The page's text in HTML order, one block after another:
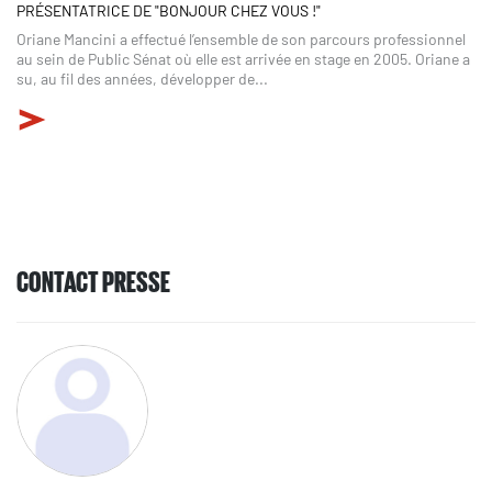
PRÉSENTATRICE DE "BONJOUR CHEZ VOUS !"
Oriane Mancini a effectué l’ensemble de son parcours professionnel
au sein de Public Sénat où elle est arrivée en stage en 2005. Oriane a
su, au fil des années, développer de...
CONTACT PRESSE